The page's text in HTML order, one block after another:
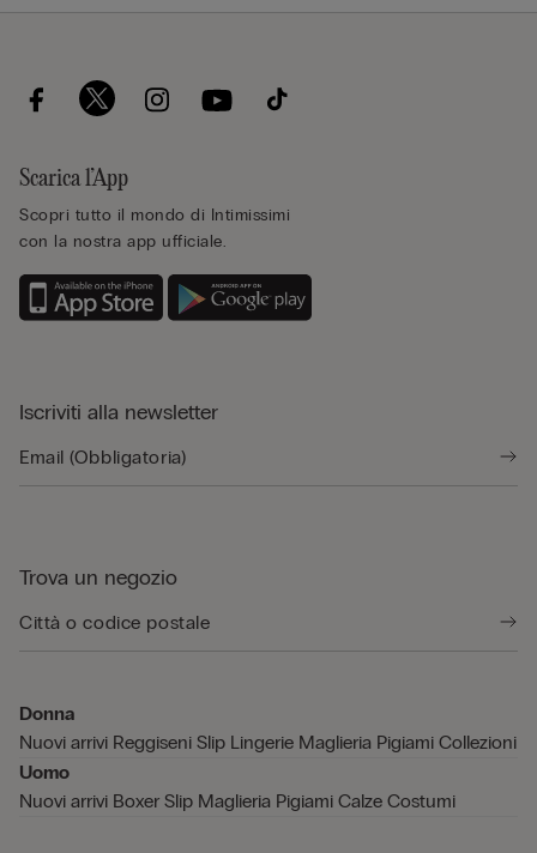
Scarica l’App
Scopri tutto il mondo di Intimissimi
con la nostra app ufficiale.
Iscriviti alla newsletter
Trova un negozio
Donna
Nuovi arrivi Reggiseni Slip Lingerie Maglieria Pigiami Collezioni
Uomo
Nuovi arrivi Boxer Slip Maglieria Pigiami Calze Costumi